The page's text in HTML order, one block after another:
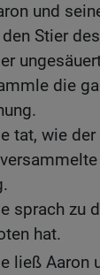
und
Stier
die
tat, wie
sprach zu
hat.
ließ Aaron